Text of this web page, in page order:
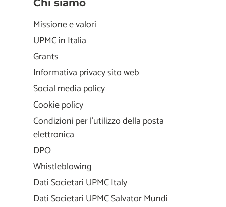
Missione e valori
UPMC in Italia
Grants
Informativa privacy sito web
Social media policy
Cookie policy
Condizioni per l'utilizzo della posta
elettronica
DPO
Whistleblowing
Dati Societari UPMC Italy
Dati Societari UPMC Salvator Mundi